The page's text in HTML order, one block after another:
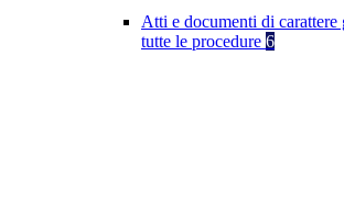
Atti e documenti di carattere
tutte le procedure 6